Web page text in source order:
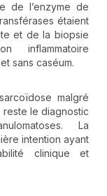
de l’enzyme de
étaient
et de la biopsie
inflammatoire
sans caséum.
malgré
reste le diagnostic
La
intention ayant
clinique et